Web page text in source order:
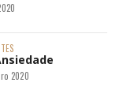
2020